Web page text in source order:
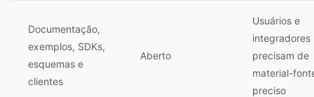
Documentação,
exemplos, SDKs,
esquemas e
clientes
Aberto
Usuários e
integradores
precisam de
material-
preciso